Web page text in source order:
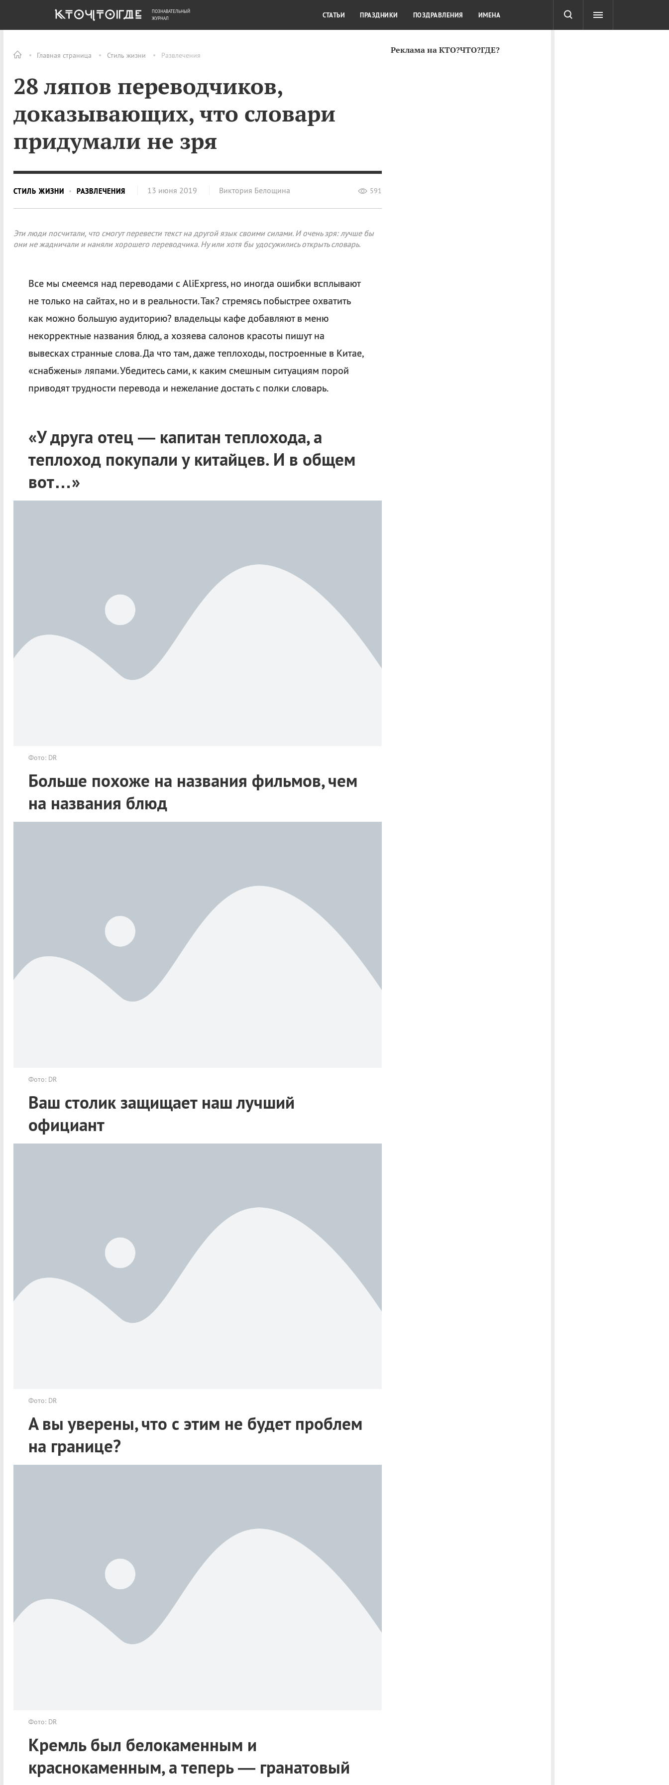
Главная страница Стиль жизни Развлечения
28 ляпов переводчиков,
доказывающих, что словари
придумали не зря
СТИЛЬ ЖИЗНИ РАЗВЛЕЧЕНИЯ 13 июня 2019 Виктория Белощина 591
Эти люди посчитали, что смогут перевести текст на другой язык своими силами. И очень зря: лучше бы
они не жадничали и наняли хорошего переводчика. Ну или хотя бы удосужились открыть словарь.
Все мы смеемся над переводами с AliExpress, но иногда ошибки всплывают
не только на сайтах, но и в реальности. Так? стремясь побыстрее охватить
как можно большую аудиторию? владельцы кафе добавляют в меню
некорректные названия блюд, а хозяева салонов красоты пишут на
вывесках странные слова. Да что там, даже теплоходы, построенные в Китае,
«снабжены» ляпами. Убедитесь сами, к каким смешным ситуациям порой
приводят трудности перевода и нежелание достать с полки словарь.
«У друга отец — капитан теплохода, а
теплоход покупали у китайцев. И в общем
вот…»
Фото: DR
Больше похоже на названия фильмов, чем
на названия блюд
Фото: DR
Ваш столик защищает наш лучший
официант
Фото: DR
А вы уверены, что с этим не будет проблем
на границе?
Фото: DR
Кремль был белокаменным и
краснокаменным, а теперь — гранатовый
Реклама на КТО?ЧТО?ГДЕ?
ОБЩЕСТВО ДЕНЬГИ КУЛЬТУРА КРАСОТА ТЕСТЫ
ПОЗНАВАТЕЛЬНЫЙ
ЖУРНАЛ
СТАТЬИ ПРАЗДНИКИ ПОЗДРАВЛЕНИЯ ИМЕНА